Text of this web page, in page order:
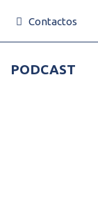
Contactos
PODCAST